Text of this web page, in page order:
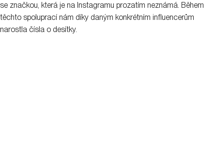
se značkou, která je na Instagramu prozatím neznámá. Během
těchto spoluprací nám díky daným konkrétním influencerům
narostla čísla o desítky.